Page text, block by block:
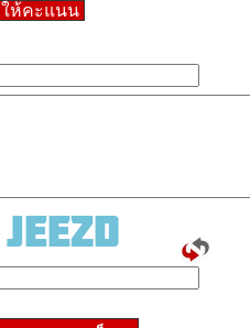
ให้คะแนน